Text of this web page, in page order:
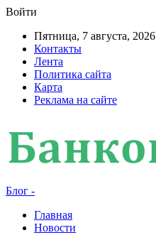
Войти
Пятница, 7 августа, 2026
Контакты
Лента
Политика сайта
Карта
Реклама на сайте
Блог -
Главная
Новости